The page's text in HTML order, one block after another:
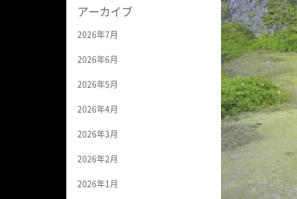
アーカイブ
2026年7月
2026年6月
2026年5月
2026年4月
2026年3月
2026年2月
2026年1月